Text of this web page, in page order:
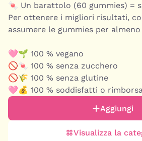
🍬 Un barattolo (60 gummies) =
Per ottenere i migliori risultati,
assumere le gummies per almeno
🩷🌱 100 % vegano
🚫🍬 100 % senza zucchero
🚫🌾 100 % senza glutine
🩷💰 100 % soddisfatti o
Aggiungi
Visualizza la